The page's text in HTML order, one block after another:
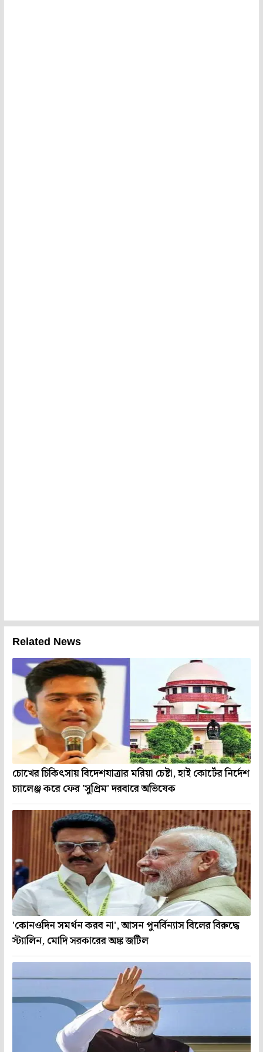
Related News
চোখের চিকিৎসায় বিদেশযাত্রার মরিয়া চেষ্টা, হাই কোর্টের নির্দেশ
চ্যালেঞ্জ করে ফের 'সুপ্রিম' দরবারে অভিষেক
'কোনওদিন সমর্থন করব না', আসন পুনর্বিন্যাস বিলের বিরুদ্ধে
স্ট্যালিন, মোদি সরকারের অঙ্ক জটিল